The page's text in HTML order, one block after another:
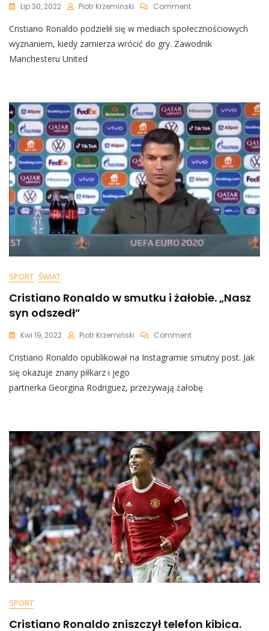
Lip 30, 2022 Piotr Krzemiński CommentOn
Niedzielę
Król
Cristiano Ronaldo podzielił się w mediach społecznościowych
wyznaniem, kiedy zamierza wrócić do gry. Zawodnik
Manchesteru United
SPORT ŚWIAT
Cristiano Ronaldo w smutku i żałobie. „Nasz
syn odszedł”
Kwi 19, 2022 Piotr Krzemiński CommentOn
Ronaldo
I
Odszedł”
Cristiano Ronaldo opublikował na Instagramie smutny post. Jak
się okazuje znany piłkarz i jego
partnerka Georgina Rodriguez, przeżywają żałobę
SPORT
Cristiano Ronaldo zniszczył telefon kibica.